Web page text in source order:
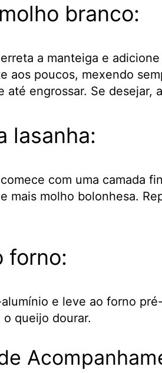
branco:
a manteiga e
aos poucos, mexendo
até engrossar. Se desejar,
lasanha:
com uma camada
mais molho bolonhesa.
forno:
e leve ao forno
queijo dourar.